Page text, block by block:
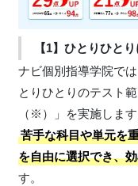
【1】ひとりひと
ナビ個別指導学院で
とりひとりのテスト
（※）」を実施します
苦手な科目や単元を
を自由に選択でき、
す。